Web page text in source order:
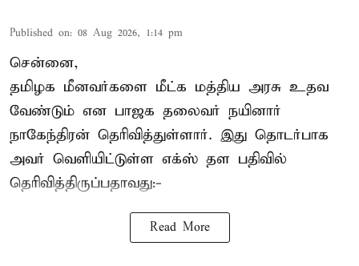
Published on: 08 Aug 2026, 1:14 pm
சென்னை,
தமிழக மீனவர்களை மீட்க மத்திய அரசு உதவ
வேண்டும் என பாஜக தலைவர் நயினார்
நாகேந்திரன் தெரிவித்துள்ளார். இது தொடர்பாக
அவர் வெளியிட்டுள்ள எக்ஸ் தள பதிவில்
தெரிவித்திருப்பதாவது:-
Read More